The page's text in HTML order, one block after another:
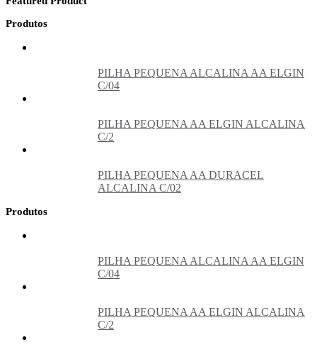
Produtos
PILHA PEQUENA ALCALINA AA ELGIN
C/04
PILHA PEQUENA AA ELGIN ALCALINA
C/2
PILHA PEQUENA AA DURACEL
ALCALINA C/02
Produtos
PILHA PEQUENA ALCALINA AA ELGIN
C/04
PILHA PEQUENA AA ELGIN ALCALINA
C/2